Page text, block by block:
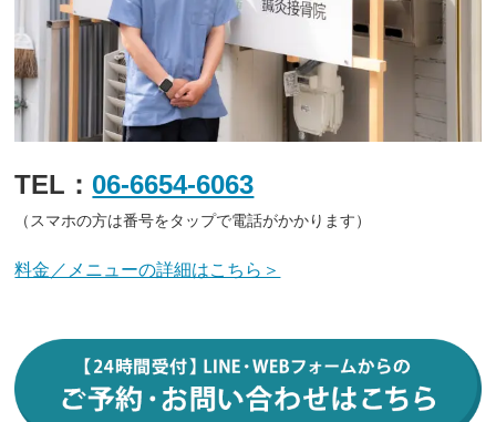
TEL： 06-6654-6063
（スマホの方は番号をタップで電話がかかります）
料金／メニューの詳細はこちら＞